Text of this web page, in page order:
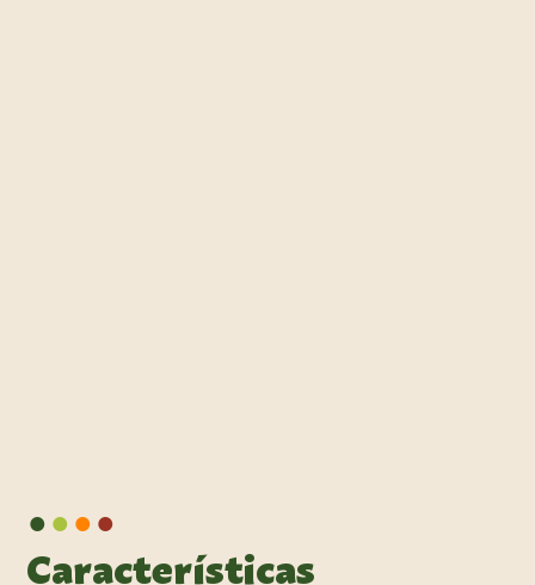
••••
Características